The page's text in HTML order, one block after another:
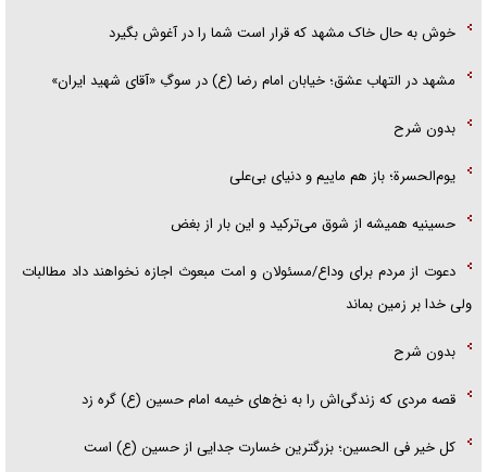
خوش به حال خاک مشهد که قرار است شما را در آغوش بگیرد
مشهد در التهاب عشق؛ خیابان امام رضا (ع) در سوگِ «آقای شهید ایران»
بدون شرح
یوم‌الحسرة؛ باز هم ماییم و دنیای بی‌علی
حسینیه همیشه از شوق می‌ترکید و این بار از بغض
دعوت از مردم برای وداع/مسئولان و امت مبعوث اجازه نخواهند داد مطالبات
ولی خدا بر زمین بماند
بدون شرح
قصه مردی که زندگی‌اش را به نخ‌های خیمه امام حسین (ع) گره زد
کل خیر فی الحسین؛ بزرگترین خسارت جدایی از حسین (ع) است